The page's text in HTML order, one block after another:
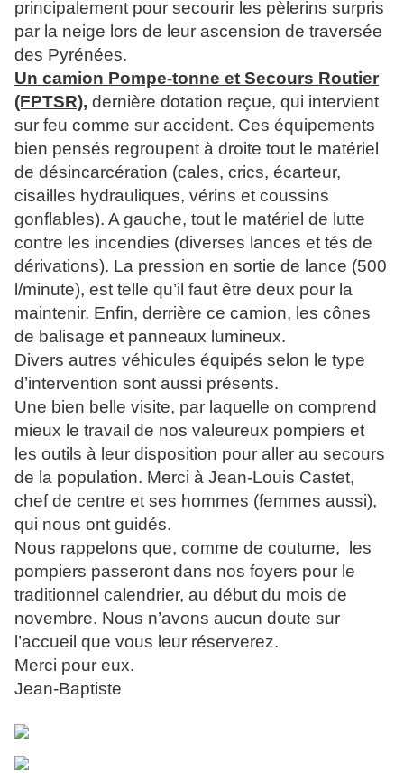
principalement pour secourir les pèlerins surpris
par la neige lors de leur ascension de traversée
des Pyrénées.
Un camion Pompe-tonne et Secours Routier
(FPTSR), dernière dotation reçue, qui intervient
sur feu comme sur accident. Ces équipements
bien pensés regroupent à droite tout le matériel
de désincarcération (cales, crics, écarteur,
cisailles hydrauliques, vérins et coussins
gonflables). A gauche, tout le matériel de lutte
contre les incendies (diverses lances et tés de
dérivations). La pression en sortie de lance (500
l/minute), est telle qu’il faut être deux pour la
maintenir. Enfin, derrière ce camion, les cônes
de balisage et panneaux lumineux.
Divers autres véhicules équipés selon le type
d’intervention sont aussi présents.
Une bien belle visite, par laquelle on comprend
mieux le travail de nos valeureux pompiers et
les outils à leur disposition pour aller au secours
de la population. Merci à Jean-Louis Castet,
chef de centre et ses hommes (femmes aussi),
qui nous ont guidés.
Nous rappelons que, comme de coutume, les
pompiers passeront dans nos foyers pour le
traditionnel calendrier, au début du mois de
novembre. Nous n’avons aucun doute sur
l’accueil que vous leur réserverez.
Merci pour eux.
Jean-Baptiste